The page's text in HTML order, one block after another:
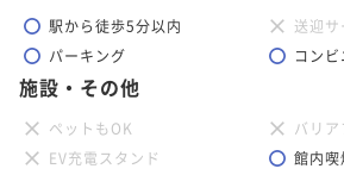
駅から徒歩5分以内
送迎サ
パーキング
コン
施設・その他
ペットもOK
バリ
EV充電スタンド
館内喫